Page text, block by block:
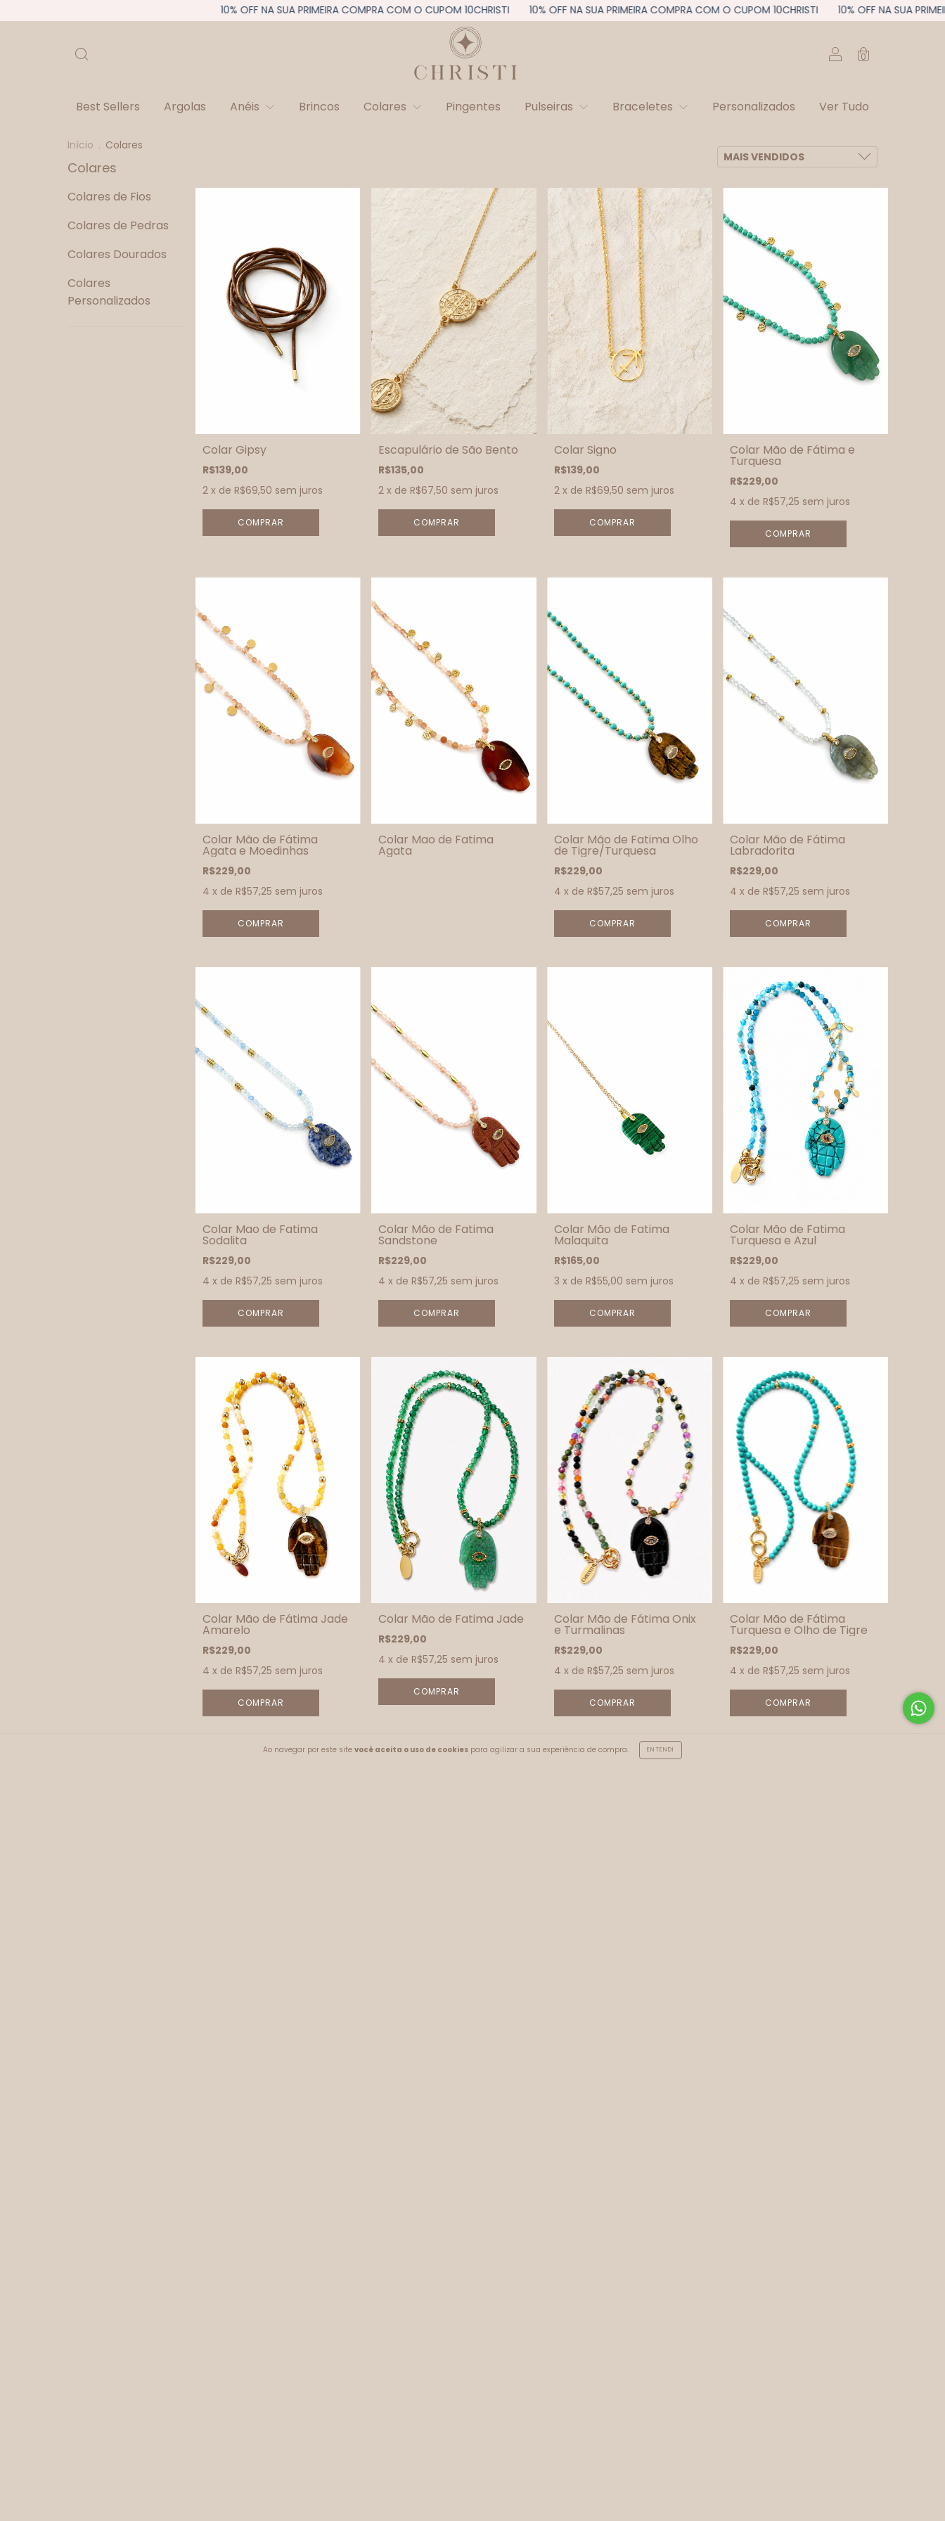
10% OFF NA SUA PRIMEIRA COMPRA COM O CUPOM 10CHRISTI 10% OFF NA SUA PRIMEIRA COMPRA COM O CUPOM 10CHRISTI 10% OFF NA SUA PRIMEIRA
0
Best Sellers Argolas Anéis Brincos Colares Pingentes Pulseiras Braceletes Personalizados Ver Tudo
Ao navegar por este site você aceita o uso de cookies para agilizar a sua experiência de compra. ENTENDI
Início . Colares
Colares
Colares de Fios
Colares de Pedras
Colares Dourados
Colares
Personalizados
Colar Gipsy
R$139,00
2 x de R$69,50 sem juros
COMPRAR
Escapulário de São Bento
R$135,00
2 x de R$67,50 sem juros
Colar Signo
R$139,00
2 x de R$69,50 sem juros
COMPRAR
Colar Mão de Fátima e
Turquesa
R$229,00
4 x de R$57,25 sem juros
Colar Mão de Fátima
Agata e Moedinhas
R$229,00
4 x de R$57,25 sem juros
Colar Mao de Fatima
Agata
Colar Mão de Fatima Olho
de Tigre/Turquesa
R$229,00
4 x de R$57,25 sem juros
Colar Mão de Fátima
Labradorita
R$229,00
4 x de R$57,25 sem juros
Colar Mao de Fatima
Sodalita
R$229,00
4 x de R$57,25 sem juros
Colar Mão de Fatima
Sandstone
R$229,00
4 x de R$57,25 sem juros
Colar Mão de Fatima
Malaquita
R$165,00
3 x de R$55,00 sem juros
Colar Mão de Fatima
Turquesa e Azul
R$229,00
4 x de R$57,25 sem juros
Colar Mão de Fátima Jade
Amarelo
R$229,00
4 x de R$57,25 sem juros
Colar Mão de Fatima Jade
R$229,00
4 x de R$57,25 sem juros
Colar Mão de Fátima Onix
e Turmalinas
R$229,00
4 x de R$57,25 sem juros
Colar Mão de Fátima
Turquesa e Olho de Tigre
R$229,00
4 x de R$57,25 sem juros